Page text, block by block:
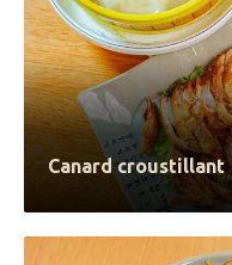
Canard croustillant